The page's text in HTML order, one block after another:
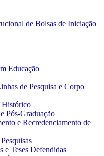
de Bolsas de Iniciação
Educação
de Pesquisa e Corpo
Histórico
Pós-Graduação
e Recredenciamento de
e Teses Defendidas